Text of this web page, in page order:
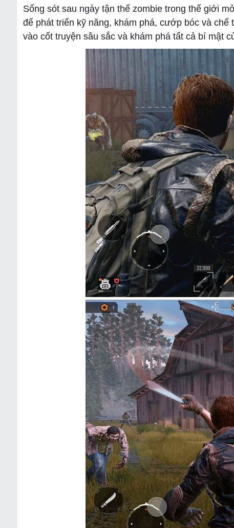
Sống sót sau ngày tận thế zombie trong thế giới
để phát triển kỹ năng, khám phá, cướp bóc và
vào cốt truyện sâu sắc và khám phá tất cả bí mật